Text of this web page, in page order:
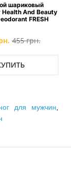
шариковый
Health And Beauty
FRESH
455 грн.
для мужчин